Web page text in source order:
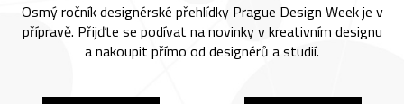
Osmý ročník designérské přehlídky Prague Design Week je v
přípravě. Přijďte se podívat na novinky v kreativním designu
a nakoupit přímo od designérů a studií.